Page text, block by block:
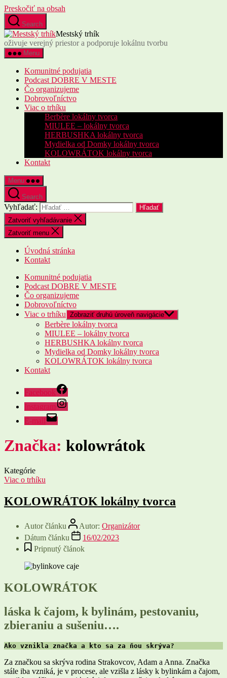
Preskočiť na obsah
Search
Mestský trhík
oživuje verejný priestor a podporuje lokálnu tvorbu
Menu
Komunitné podujatia
Podcast DOBRE V MESTE
Čo organizujeme
Dobrovoľníctvo
Viac o trhíku
Berbère lokálny tvorca
MIULEE – lokálny tvorca
HERBUSHKA lokálny tvorca
Mydielka od Domky lokálny tvorca
KOLOWRÁTOK lokálny tvorca
Kontakt
Menu
Search
Vyhľadať:
Zatvoriť vyhľadávanie
Zatvoriť menu
Úvodná stránka
Kontakt
Komunitné podujatia
Podcast DOBRE V MESTE
Čo organizujeme
Dobrovoľníctvo
Viac o trhíku Zobraziť druhú úroveň navigácie
Berbère lokálny tvorca
MIULEE – lokálny tvorca
HERBUSHKA lokálny tvorca
Mydielka od Domky lokálny tvorca
KOLOWRÁTOK lokálny tvorca
Kontakt
Facebook
Instagram
E-mail
Značka: kolowrátok
Kategórie
Viac o trhíku
KOLOWRÁTOK lokálny tvorca
Autor článku Autor: Organizátor
Dátum článku
16/02/2023
Pripnutý článok
KOLOWRÁTOK
láska k čajom, k bylinám, pestovaniu,
zbieraniu a sušeniu….
Ako vznikla značka a kto sa za ňou skrýva?
Za značkou sa skrýva rodina Strakovcov, Adam a Anna. Značka
stále iba vzniká, je v procese, ale vzišla z lásky k bylinkám a čajom,